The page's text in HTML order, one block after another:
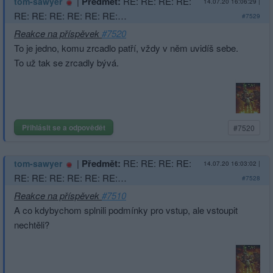
RE: RE: RE: RE: RE: RE:…
#7529
Reakce na příspěvek#7520
To je jedno, komu zrcadlo patří, vždy v něm uvidíš sebe.
To už tak se zrcadly bývá.
Přihlásit se a odpovědět #7520
tom-sawyer | Předmět: RE: RE: RE: RE:
RE: RE: RE: RE: RE: RE:…
14.07.20 16:03:02 |
#7528
Reakce na příspěvek#7510
A co kdybychom splnili podmínky pro vstup, ale vstoupit
nechtěli?